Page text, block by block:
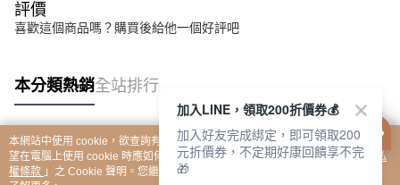
評價
喜歡這個商品嗎？購買後給他一個好評吧
本分類熱銷全站排行
熱門標籤
本網站中使用 cookie，欲查詢有關本網站使用 cookie 方式之詳情，及若您不希
望在電腦上使用 cookie 時應如何變更電腦的 cookie 設定，請參閱本網站「
隱私
權條款 」之 Cookie 聲明。您繼續使用本網站即表示您同意本公司得按本網站使
每天都有一次拉霸機會
加入LINE，領取200折價券💰
加入好友完成綁定，即可領取200
元折價券，不定期好康回饋享不完
🎁